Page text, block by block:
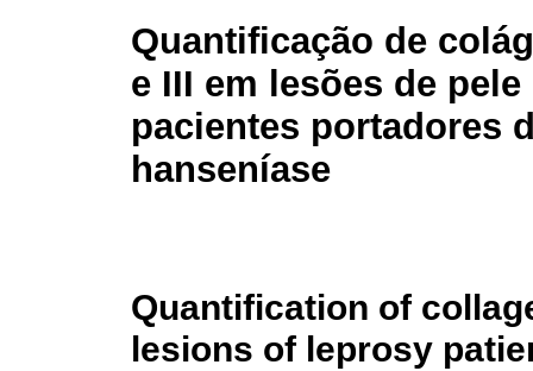
Quantificação de
e III em lesões de pele
pacientes portadores
hanseníase
Quantification of
lesions of leprosy